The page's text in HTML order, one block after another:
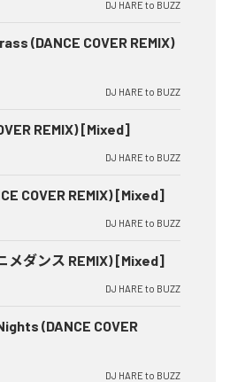
DJ HARE to BUZZ
(DANCE COVER REMIX)
DJ HARE to BUZZ
REMIX) [Mixed]
DJ HARE to BUZZ
COVER REMIX) [Mixed]
DJ HARE to BUZZ
メダンス REMIX) [Mixed]
DJ HARE to BUZZ
(DANCE COVER
DJ HARE to BUZZ